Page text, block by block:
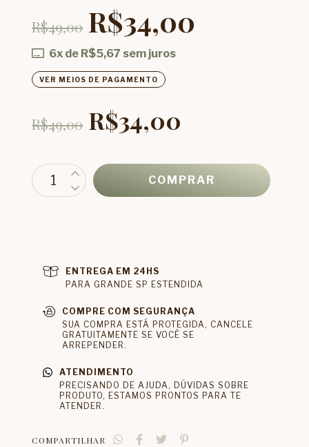
R$49,00 R$34,00
6x de R$5,67 sem juros
VER MEIOS DE PAGAMENTO
R$49,00 R$34,00
ENTREGA EM 24HS
PARA GRANDE SP ESTENDIDA
COMPRE COM SEGURANÇA
SUA COMPRA ESTÁ PROTEGIDA, CANCELE
GRATUITAMENTE SE VOCÊ SE
ARREPENDER.
ATENDIMENTO
PRECISANDO DE AJUDA, DÚVIDAS SOBRE
PRODUTO, ESTAMOS PRONTOS PARA TE
ATENDER.
COMPARTILHAR